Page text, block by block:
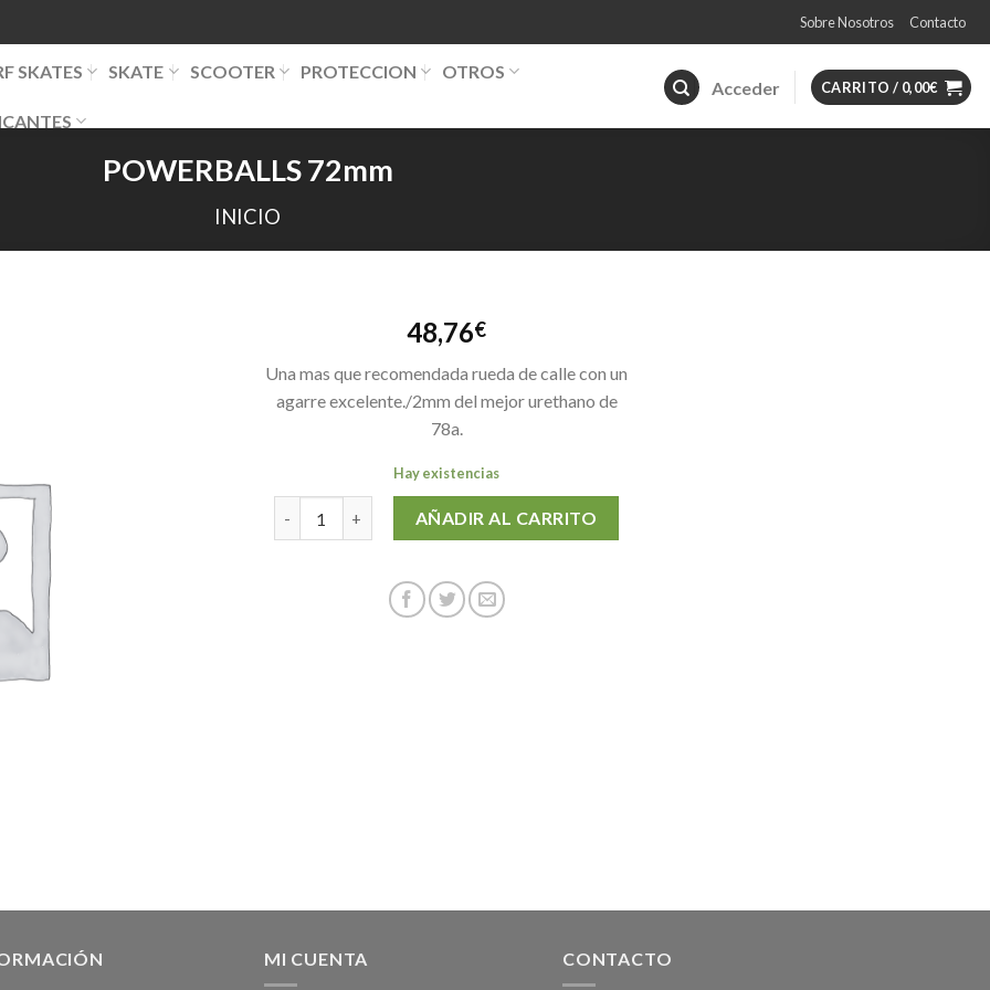
Sobre Nosotros Contacto
SKATES SKATE SCOOTER PROTECCION OTROS
Acceder CARRITO / 0,00€
POWERBALLS 72mm
INICIO
48,76€
Una mas que recomendada rueda de calle con un
agarre excelente./2mm del mejor urethano de
78a.
Hay existencias
POWERBALLS 72mm cantidadAÑADIR AL CARRITO
MI CUENTA CONTACTO